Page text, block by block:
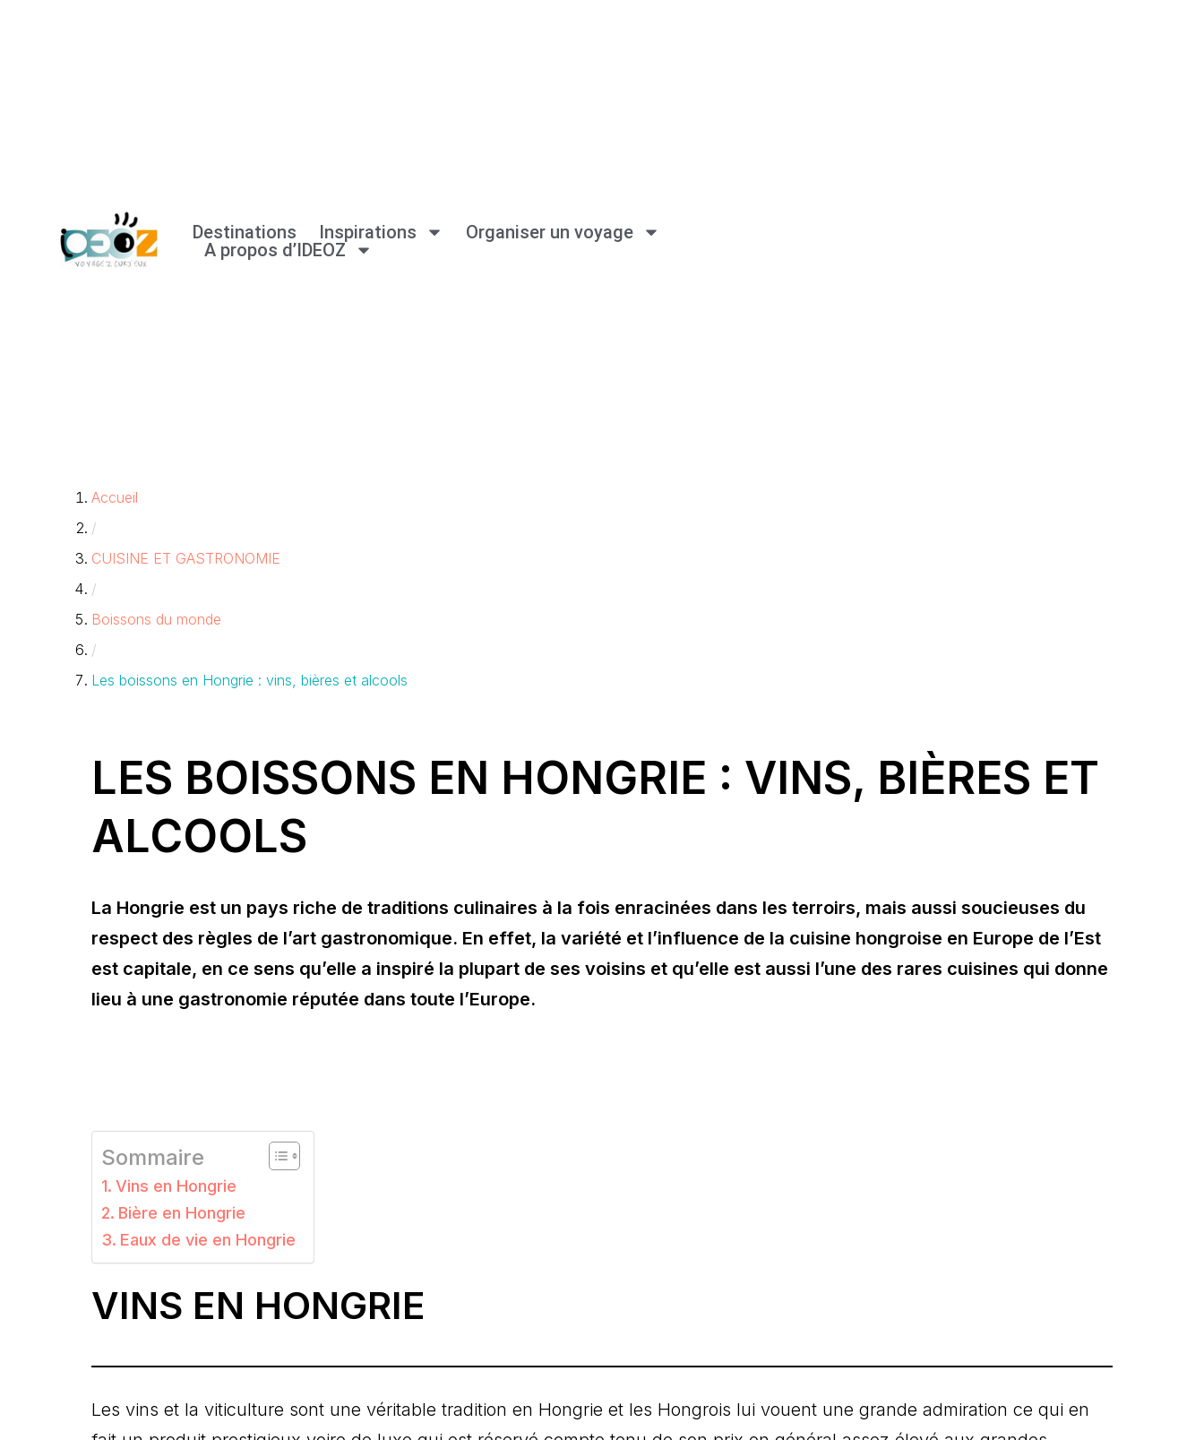
Destinations Inspirations
Organiser un voyage
A propos d’IDEOZ
Accueil
/
CUISINE ET GASTRONOMIE
/
Boissons du monde
/
Les boissons en Hongrie : vins, bières et alcools
LES BOISSONS EN HONGRIE : VINS, BIÈRES ET
ALCOOLS
La Hongrie est un pays riche de traditions culinaires à la fois enracinées dans les terroirs, mais aussi soucieuses du
respect des règles de l’art gastronomique. En effet, la variété et l’influence de la cuisine hongroise en Europe de l’Est
est capitale, en ce sens qu’elle a inspiré la plupart de ses voisins et qu’elle est aussi l’une des rares cuisines qui donne
lieu à une gastronomie réputée dans toute l’Europe.
Sommaire
Vins en Hongrie
Bière en Hongrie
Eaux de vie en Hongrie
VINS EN HONGRIE
Les vins et la viticulture sont une véritable tradition en Hongrie et les Hongrois lui vouent une grande admiration ce qui en